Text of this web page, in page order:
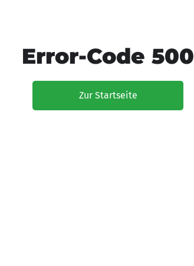
Error-Code 500
Zur Startseite